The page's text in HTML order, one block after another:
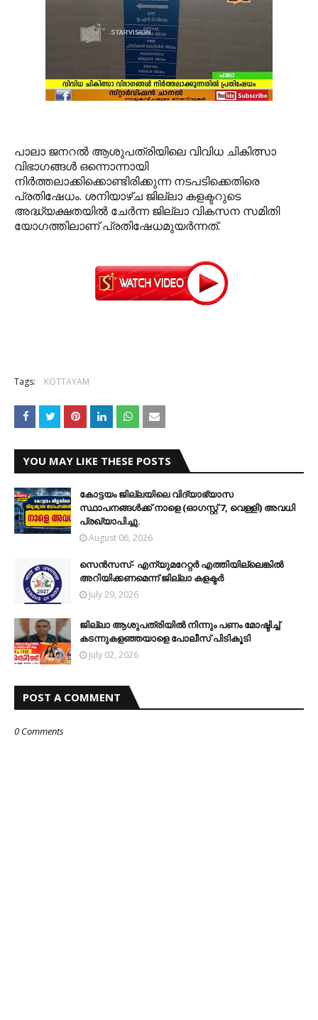
പാലാ ജനറല്‍ ആശുപത്രിയിലെ വിവിധ ചികിത്സാ
വിഭാഗങ്ങള്‍ ഒന്നൊന്നായി
നിര്‍ത്തലാക്കിക്കൊണ്ടിരിക്കുന്ന നടപടിക്കെതിരെ
പ്രതിഷേധം. ശനിയാഴ്ച ജില്ലാ കളക്ടറുടെ
അദ്ധ്യക്ഷതയില്‍ ചേര്‍ന്ന ജില്ലാ വികസന സമിതി
യോഗത്തിലാണ് പ്രതിഷേധമുയര്‍ന്നത്.
Tags: KOTTAYAM
YOU MAY LIKE THESE POSTS
കോട്ടയം ജില്ലയിലെ വിദ്യാഭ്യാസ
സ്ഥാപനങ്ങള്‍ക്ക് നാളെ (ഓഗസ്റ്റ് 7, വെള്ളി) അവധി
പ്രഖ്യാപിച്ചു.
August 06, 2026
സെന്‍സസ്- എന്യുമറേറ്റര്‍ എത്തിയില്ലെങ്കില്‍
അറിയിക്കണമെന്ന് ജില്ലാ കളക്ടര്‍
July 29, 2026
ജില്ലാ ആശുപത്രിയിൽ നിന്നും പണം മോഷ്ടിച്ച്
കടന്നുകളഞ്ഞയാളെ പോലീസ് പിടികൂടി
July 02, 2026
POST A COMMENT
0 Comments